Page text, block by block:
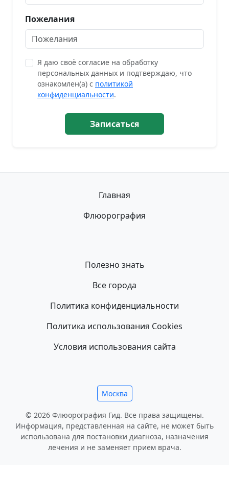
Пожелания
Я даю своё согласие на обработку
персональных данных и подтверждаю, что
ознакомлен(а) с политикой
конфиденциальности.
Записаться
Главная
Флюорография
Полезно знать
Все города
Политика конфиденциальности
Политика использования Cookies
Условия использования сайта
Москва
© 2026 Флюорография Гид. Все права защищены.
Информация, представленная на сайте, не может быть
использована для постановки диагноза, назначения
лечения и не заменяет прием врача.